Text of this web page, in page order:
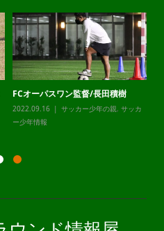
FCオーパスワン監督/長田積樹
2022.09.16 サッカー少年の親, サッカ
ー少年情報